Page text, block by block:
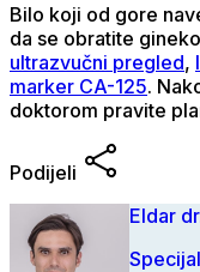
Bilo koji od gore
da se obratite
ultrazvučni pregled,
marker CA-125.
doktorom pravite
Podijeli
Eldar